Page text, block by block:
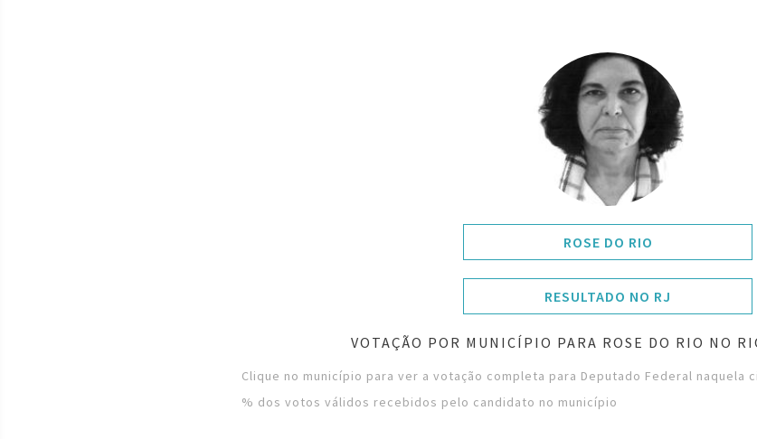
ROSE DO RIO
RESULTADO NO RJ
VOTAÇÃO POR MUNICÍPIO PARA ROSE DO RIO NO
Clique no município para ver a votação completa para Deputado Federal naquela
% dos votos válidos recebidos pelo candidato no município